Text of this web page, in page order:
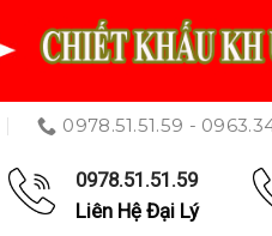
0978.51.51.59 -
0978.51.51.59
Liên Hệ Đại Lý